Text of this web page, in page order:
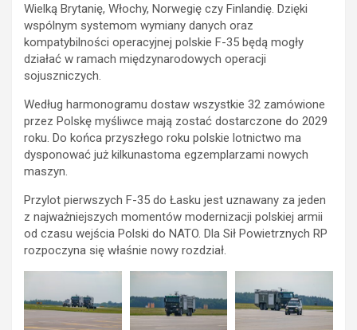
Wielką Brytanię, Włochy, Norwegię czy Finlandię. Dzięki
wspólnym systemom wymiany danych oraz
kompatybilności operacyjnej polskie F-35 będą mogły
działać w ramach międzynarodowych operacji
sojuszniczych.
Według harmonogramu dostaw wszystkie 32 zamówione
przez Polskę myśliwce mają zostać dostarczone do 2029
roku. Do końca przyszłego roku polskie lotnictwo ma
dysponować już kilkunastoma egzemplarzami nowych
maszyn.
Przylot pierwszych F-35 do Łasku jest uznawany za jeden
z najważniejszych momentów modernizacji polskiej armii
od czasu wejścia Polski do NATO. Dla Sił Powietrznych RP
rozpoczyna się właśnie nowy rozdział.